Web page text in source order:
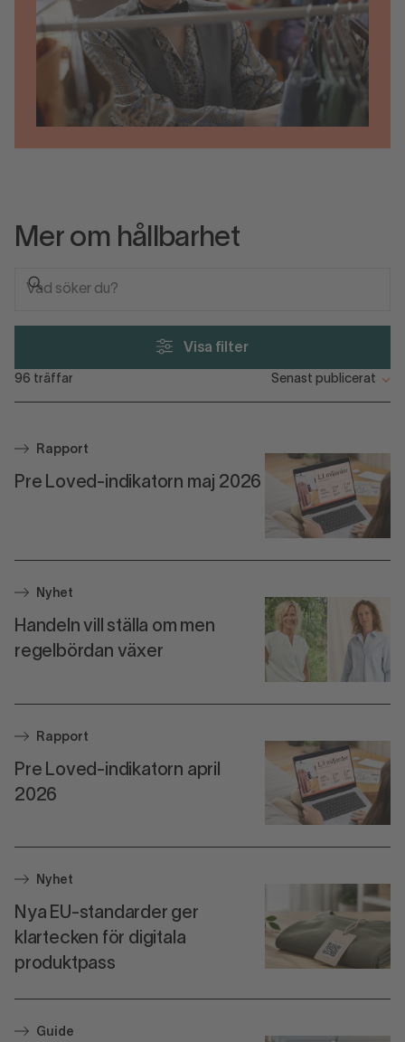
Mer om hållbarhet
96 träffar
Rapport
Pre Loved-indikatorn maj 2026
Nyhet
Handeln vill ställa om men
regelbördan växer
Rapport
Pre Loved-indikatorn april
2026
Nyhet
Nya EU-standarder ger
klartecken för digitala
produktpass
Guide
Visa filter